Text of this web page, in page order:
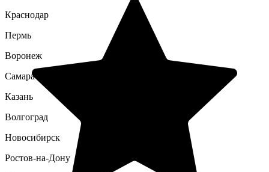
Краснодар
Пермь
Воронеж
Самара
Казань
Волгоград
Новосибирск
Ростов-на-Дону